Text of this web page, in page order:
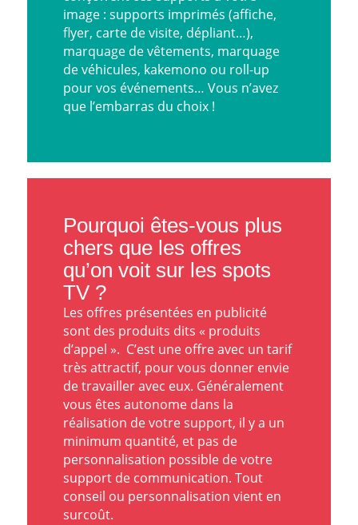
image : supports imprimés (affiche,
flyer, carte de visite, dépliant…),
marquage de vêtements, marquage
de véhicules, kakemono ou roll-up
pour vos événements… Vous n’avez
que l’embarras du choix !
Pourquoi êtes-vous plus
chers que les offres
qu’on voit sur les spots
TV ?
Les offres présentées en publicité
sont des produits dits « produits
d’appel ». C’est une offre avec un tarif
très attractif, pour vous donner envie
de travailler avec eux. Généralement
vous êtes autonome dans la
réalisation de votre support, il y a un
minimum quantité, et pas de
personnalisation possible de votre
support de communication. Tout
conseil ou personnalisation vient en
surcoût.